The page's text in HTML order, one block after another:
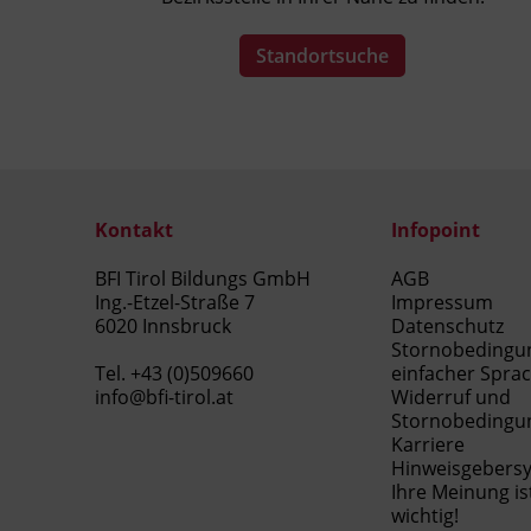
Standortsuche
Kontakt
BFI Tirol Bildungs GmbH
Ing.-Etzel-Straße 7
6020 Innsbruck
Tel. +43 (0)509660
info@bfi-tirol.at
Infopoint
AGB
Impressum
Datenschutz
einfacher
Widerruf und
Karriere
Ihre Meinung
wichtig!